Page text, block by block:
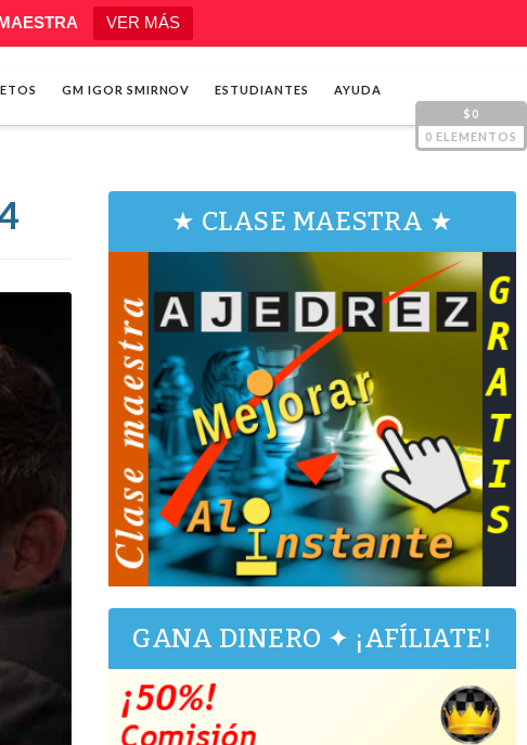
VER MÁS
GM IGOR SMIRNOV ESTUDIANTES
AYUDA
$0
0 ELEMENTOS
★ CLASE MAESTRA ★
GANA DINERO ✦ ¡AFÍLIATE!